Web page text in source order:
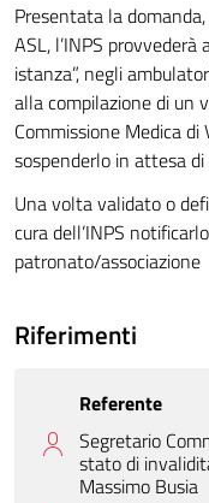
Presentata la
ASL, l’INPS
istanza”, negli
alla compilazione di un
Commissione Medica
sospenderlo in attesa
Una volta validato o
cura dell’INPS
patronato/associazione
Riferimenti
Referente
Segretario
stato di
Massimo Busia